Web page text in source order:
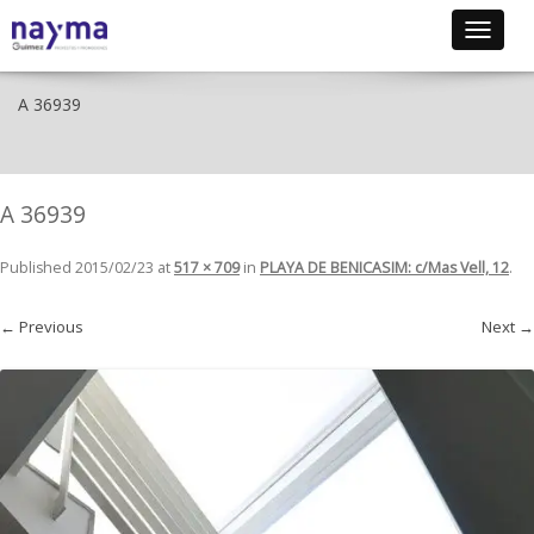
Toggle
A 36939
A 36939
Published 2015/02/23 at517 × 709in PLAYA DE BENICASIM: c/Mas Vell, 12.
← Previous Next →